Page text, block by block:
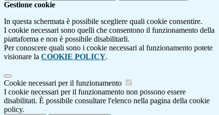
Gestione cookie
In questa schermata è possibile scegliere quali cookie consentire.
I cookie necessari sono quelli che consentono il funzionamento della
piattaforma e non è possibile disabilitarli.
Per conoscere quali sono i cookie necessari al funzionamento potete
visionare la COOKIE POLICY.
Cookie necessari per il funzionamento
I cookie necessari per il funzionamento non possono essere
disabilitati. È possibile consultare l'elenco nella pagina della cookie
policy.